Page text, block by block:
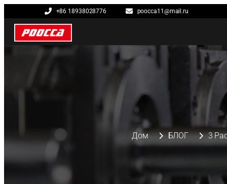
+86 18938028776 poocca11@mail.ru
Дом БЛОГ 3